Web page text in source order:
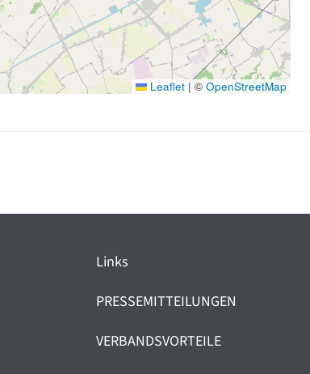
Leaflet | © OpenStreetMap
Links
PRESSEMITTEILUNGEN
VERBANDSVORTEILE